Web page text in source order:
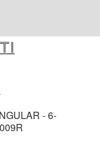
- 6-